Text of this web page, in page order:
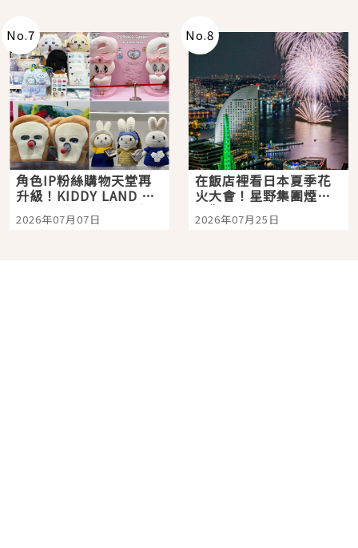
No.7
角色IP粉絲購物天堂再
升級！KIDDY LAND 原
宿店吉伊卡哇迎客，新
開幕 OMOKADO 店3分
2026年07月07日
No.8
在飯店裡看日本夏季花
火大會！星野集團煙火
景觀飯店6選，讓你不用
人擠人悠閒欣賞
2026年07月25日